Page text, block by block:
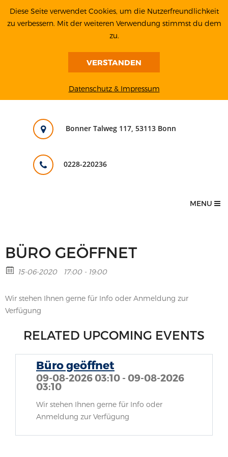
Bonner Talweg 117, 53113 Bonn
0228-220236
MENU
BÜRO GEÖFFNET
15-06-2020 17:00 - 19:00
Wir stehen Ihnen gerne für Info oder Anmeldung zur
Verfügung
RELATED UPCOMING EVENTS
Büro geöffnet
09-08-2026 03:10 - 09-08-2026
03:10
Wir stehen Ihnen gerne für Info oder
Anmeldung zur Verfügung
Diese Seite verwendet Cookies, um die Nutzerfreundlichkeit
zu verbessern. Mit der weiteren Verwendung stimmst du dem
zu.
VERSTANDEN
Datenschutz & Impressum